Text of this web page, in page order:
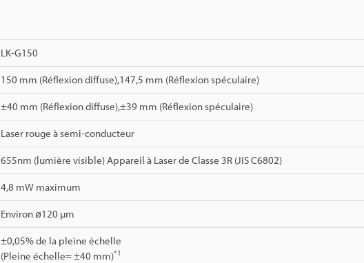
LK-G150
150 mm (Réflexion diffuse),147,5 mm (Réflexion spéculaire)
±40 mm (Réflexion diffuse),±39 mm (Réflexion spéculaire)
Laser rouge à semi-conducteur
655nm (lumière visible) Appareil à Laser de Classe 3R (JIS C6802)
4,8 mW maximum
Environ ø120 µm
±0,05% de la pleine échelle
(Pleine échelle= ±40 mm)*1